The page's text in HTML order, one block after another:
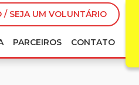
/ SEJA UM VOLUNTÁRIO
PARCEIROS CONTATO